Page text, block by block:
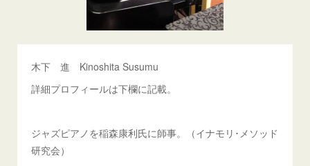
木下 進 Kinoshita Susumu
詳細プロフィールは下欄に記載。
ジャズピアノを稲森康利氏に師事。（イナモリ･メソッド
研究会）